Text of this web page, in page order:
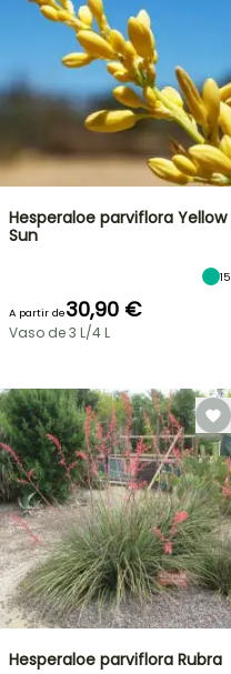
Hesperaloe parviflora Yellow
Sun
15
A partir de30,90 €
Vaso de 3 L/4 L
Hesperaloe parviflora Rubra